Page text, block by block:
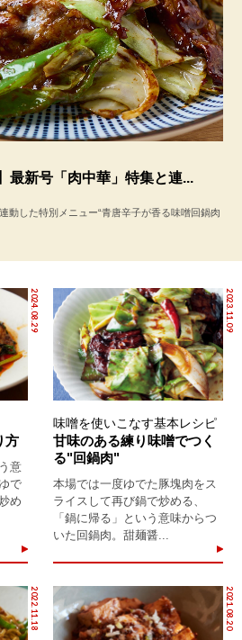
最新号「肉中華」特集と連...
動した特別メニュー“青唐辛子が香る味噌回鍋肉
2024.08.29
方
意
で
め
2023.11.09
味噌を使いこなす基本レシピ
甘味のある練り味噌でつく
る"回鍋肉"
本場では一度ゆでた豚塊肉をス
ライスして再び鍋で炒める、
「鍋に帰る」という意味からつ
いた回鍋肉。甜麺醤...
2022.11.18 2021.08.20